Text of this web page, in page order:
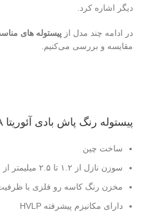
دیگر اشاره کرد.
در ادامه چند مدل از پیستوله های
مقایسه و بررسی می‌کنیم.
پیستوله رنگ پاش بادی آئوریتا E-70A
ساخت چین
سوزن نازل از ۱.۲ تا ۲.۵ میلیمتر از جنس استیل ضد زنگ با کیفیت
مخزن رنگ کاسه رو فلزی با ظرفیت ۶۰۰ سی
دارای مکانیزم پیشرفته HVLP